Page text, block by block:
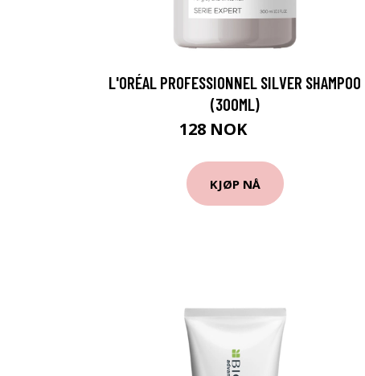
L'ORÉAL PROFESSIONNEL SILVER SHAMPOO
(300ML)
128 NOK
KJØP NÅ